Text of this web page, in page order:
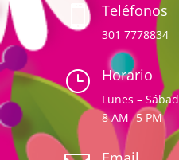
 Teléfonos
301 7778834
} Horario
Lunes –
8 AM- 5 PM